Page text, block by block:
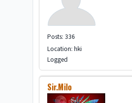
Posts: 336
Location: hki
Logged
Sir.Milo